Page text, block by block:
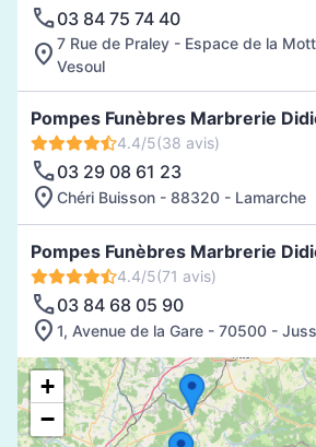
03 84 75 74 40
7 Rue de Praley - Espace de la
Vesoul
Pompes Funèbres Marbrerie
4.4/5(38 avis)
03 29 08 61 23
Chéri Buisson - 88320 - Lamarche
Pompes Funèbres Marbrerie
4.4/5(71 avis)
03 84 68 05 90
1, Avenue de la Gare - 70500 -
+
−